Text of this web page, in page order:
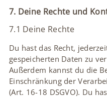
7. Deine Rechte und
7.1 Deine Rechte
Du hast das Recht,
gespeicherten Daten zu
Außerdem kannst du die
Einschränkung der
(Art. 16-18 DSGVO). Du